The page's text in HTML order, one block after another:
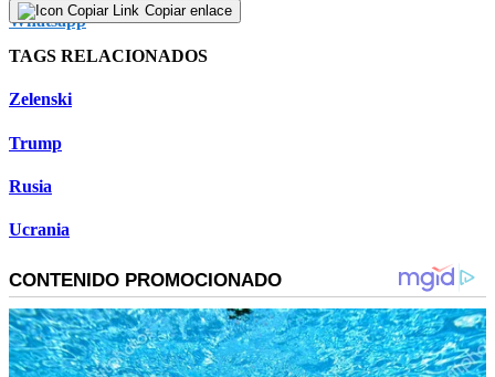
Copiar enlace
TAGS RELACIONADOS
Zelenski
Trump
Rusia
Ucrania